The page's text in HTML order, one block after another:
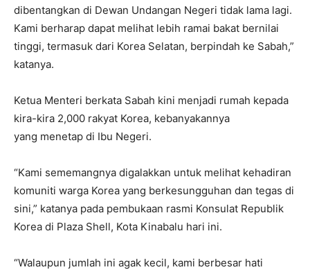
dibentangkan di Dewan Undangan Negeri tidak lama lagi.
Kami berharap dapat melihat lebih ramai bakat bernilai
tinggi, termasuk dari Korea Selatan, berpindah ke Sabah,”
katanya.
Ketua Menteri berkata Sabah kini menjadi rumah kepada
kira-kira 2,000 rakyat Korea, kebanyakannya
yang menetap di Ibu Negeri.
“Kami sememangnya digalakkan untuk melihat kehadiran
komuniti warga Korea yang berkesungguhan dan tegas di
sini,” katanya pada pembukaan rasmi Konsulat Republik
Korea di Plaza Shell, Kota Kinabalu hari ini.
“Walaupun jumlah ini agak kecil, kami berbesar hati